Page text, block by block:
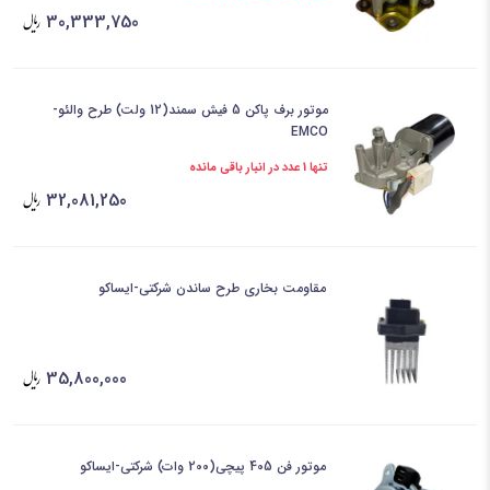
30,333,750
موتور برف پاکن 5 فیش سمند(12 ولت) طرح والئو-
EMCO
تنها 1 عدد در انبار باقی مانده
32,081,250
مقاومت بخاری طرح ساندن شرکتی-ایساکو
35,800,000
موتور فن 405 پیچی(200 وات) شرکتی-ایساکو